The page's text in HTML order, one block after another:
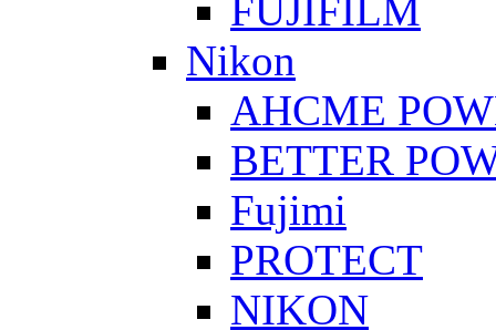
FUJIFILM
Nikon
AHCME
BETTER
Fujimi
PROTECT
NIKON